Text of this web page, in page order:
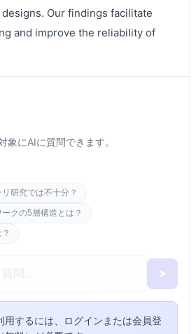
Our findings facilitate
and improve the reliability of
象にAIに質問できます。
研究では不十分？
クの5層構造とは？
➤
用するには、ログインまたは会員登